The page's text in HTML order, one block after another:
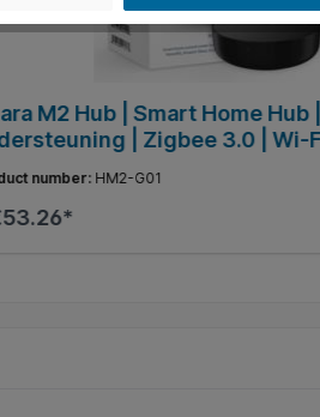
M2 Hub | Smart Home Hub
| Zigbee 3.0 | Wi-
number: HM2-G01